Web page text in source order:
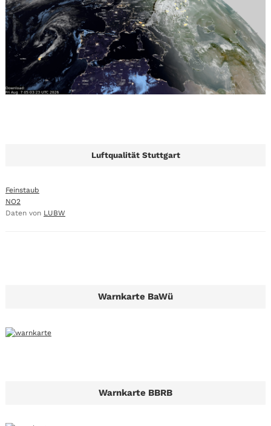
Luftqualität Stuttgart
Feinstaub
NO2
Daten von LUBW
Warnkarte BaWü
Warnkarte BBRB